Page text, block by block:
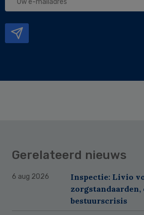
Gerelateerd nieuws
6 aug 2026
Inspectie: Livio
zorgstandaarden,
bestuurscrisis